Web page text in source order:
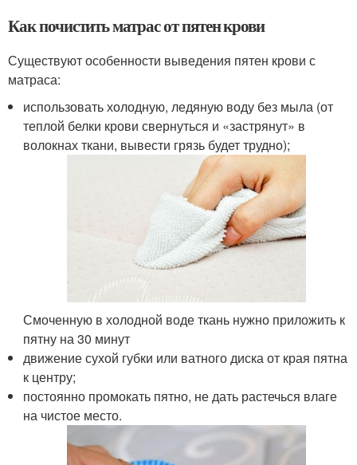
Как почистить матрас от пятен крови
Существуют особенности выведения пятен крови с
матраса:
использовать холодную, ледяную воду без мыла (от
теплой белки крови свернуться и «застрянут» в
волокнах ткани, вывести грязь будет трудно);
Смоченную в холодной воде ткань нужно приложить к
пятну на 30 минут
движение сухой губки или ватного диска от края пятна
к центру;
постоянно промокать пятно, не дать растечься влаге
на чистое место.